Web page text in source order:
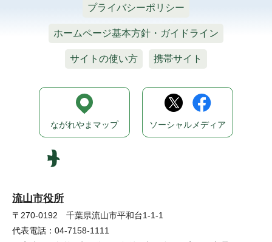
プライバシーポリシー
ホームページ基本方針・ガイドライン
サイトの使い方 携帯サイト
流山市役所
〒270-0192 千葉県流山市平和台1-1-1
代表電話：04-7158-1111
ながれやまマップ ソーシャルメディア